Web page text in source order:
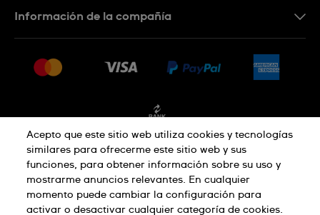
Condiciones de venta
Información de la compañía
Empleo
Política de privacidad
Aviso sobre cookies Condiciones de uso
Acepto que este sitio web utiliza cookies y tecnologías
similares para ofrecerme este sitio web y sus
funciones, para obtener información sobre su uso y
mostrarme anuncios relevantes. En cualquier
momento puede cambiar la configuración para
activar o desactivar cualquier categoría de cookies.